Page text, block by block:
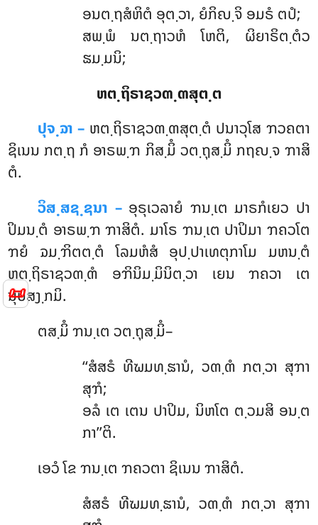
📜
ອນຕ຺ຖສໍຫິຕໍ ອຸຕ຺ວາ, ຍໍກິຎ຺ຈິ ອມຣໍ ຕປໍ;
ສພ຺ພໍ ນຕ຺ຖາວຫໍ ໂຫຕິ, ຜິຍາຣິຕ຺ຕໍວ
ຘມ຺ມນິ;
ຫຕ຺ຖິຣາຊວຓ຺ຓສຸຕ຺ຕ
ປຸຈ຺ຉາ – ຫຕ຺ຖິຣາຊວຓ຺ຓສຸຕ຺ຕໍ ປນາວຸໂສ ຠວຄຕາ
ຊິເນນ ກຕ຺ຖ ກໍ ອາຣພ຺ຠ ກິສ຺ມິໍ ວຕ຺ຖຸສ຺ມິໍ ກຖຎ຺ຈ ຠາສິ
ຕໍ.
ວິສ຺ສຊ຺ຊນາ –ອຸຣຸເວລາຍໍ ຠນ຺ເຕ ມາຣກໍເຍວ ປາ
ປິມນ຺ຕໍ ອາຣພ຺ຠ ຠາສິຕໍ. ມາໂຣ ຠນ຺ເຕ ປາປິມາ ຠຄວໂຕ
ຠຍໍ ຉມ຺ຠິຕຕ຺ຕໍ ໂລມຫໍສໍ ອຸປ຺ປາເທຕຸກາໂມ ມຫນ຺ຕໍ
ຫຕ຺ຖິຣາຊວຓ຺ຓໍ ອຠິນິມ຺ມິນິຕ຺ວາ ເຍນ ຠຄວາ ເຕ
ນຸປສງ຺ກມິ.
ຕສ຺ມິໍ ຠນ຺ເຕ ວຕ຺ຖຸສ຺ມິໍ–
‘‘ສໍສຣໍ ທີຆມທ຺ຘານໍ, ວຓ຺ຓໍ ກຕ຺ວາ ສຸຠາ
ສຸຠໍ;
ອລໍ ເຕ ເຕນ ປາປິມ, ນິຫໂຕ ຕ຺ວມສິ ອນ຺ຕ
ກາ’’ຕິ.
ເອວໍ ໂຂ ຠນ຺ເຕ ຠຄວຕາ ຊິເນນ ຠາສິຕໍ.
ສໍສຣໍ ທີຆມທ຺ຘານໍ, ວຓ຺ຓໍ ກຕ຺ວາ ສຸຠາ